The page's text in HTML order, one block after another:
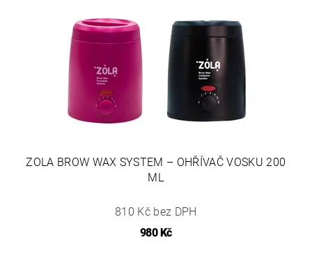
ZOLA BROW WAX SYSTEM – OHŘÍVAČ VOSKU 200
ML
810 Kč bez DPH
980 Kč